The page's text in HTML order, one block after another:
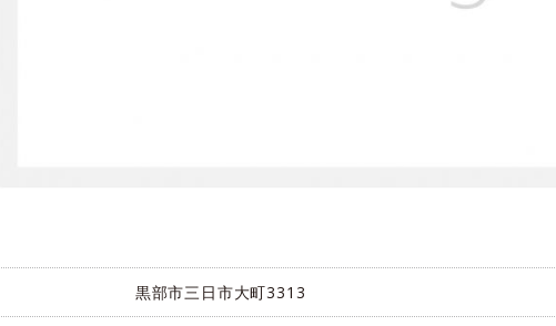
黒部市三日市大町3313